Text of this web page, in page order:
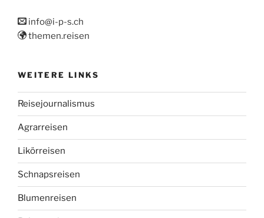
info@i-p-s.ch
themen.reisen
WEITERE LINKS
Reisejournalismus
Agrarreisen
Likörreisen
Schnapsreisen
Blumenreisen